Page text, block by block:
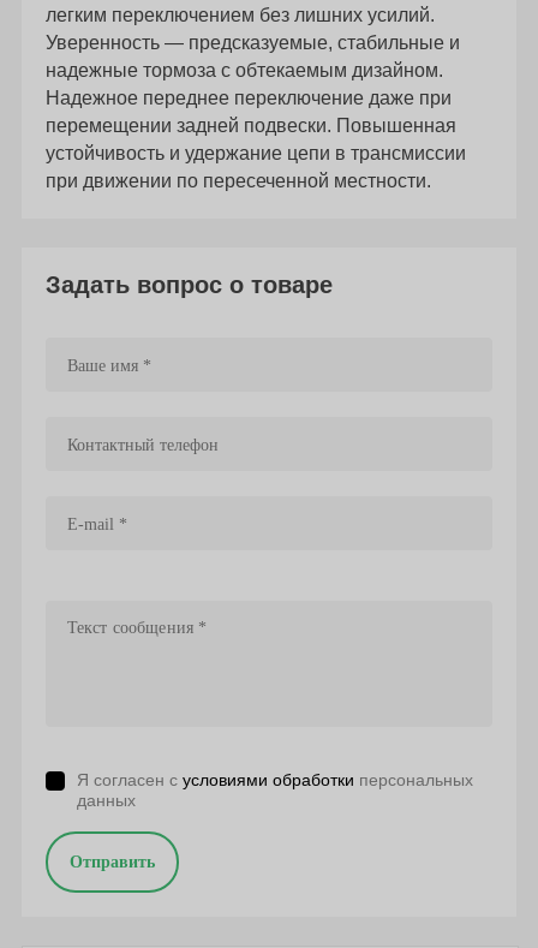
легким переключением без лишних усилий.
Уверенность — предсказуемые, стабильные и
надежные тормоза с обтекаемым дизайном.
Надежное переднее переключение даже при
перемещении задней подвески. Повышенная
устойчивость и удержание цепи в трансмиссии
при движении по пересеченной местности.
Задать вопрос о товаре
Я согласен с условиями обработки персональных
данных
Отправить